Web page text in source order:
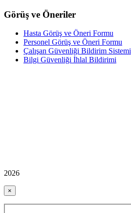
Görüş ve Öneriler
Hasta Görüş ve Öneri Formu
Personel Görüş ve Öneri Formu
Çalışan Güvenliği Bildirim Sistemi
Bilgi Güvenliği İhlal Bildirimi
2026
×